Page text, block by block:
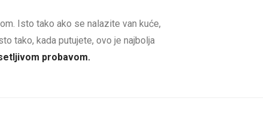
Isto tako ako se nalazite van kuće,
tako, kada putujete, ovo je najbolja
probavom.